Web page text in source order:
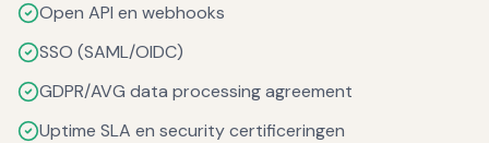
Open API en webhooks
SSO (SAML/OIDC)
GDPR/AVG data processing agreement
Uptime SLA en security certificeringen